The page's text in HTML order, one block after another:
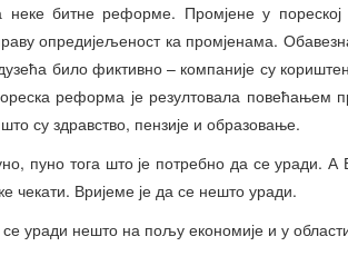
битне реформе. Промјене у пореској
опредијељеност ка промјенама.
било фиктивно – компаније су
реформа је резултовала повећањем
су здравство, пензије и образовање.
пуно тога што је потребно да се уради.
чекати. Вријеме је да се нешто уради.
се уради нешто на пољу економије и у